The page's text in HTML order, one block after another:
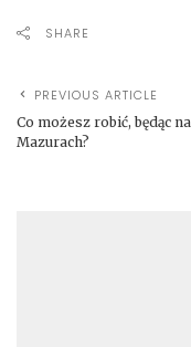
SHARE
PREVIOUS ARTICLE
Co możesz robić, będąc na
Mazurach?